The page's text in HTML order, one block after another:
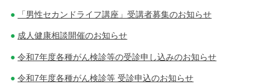
「男性セカンドライフ講座」受講者募集のお知らせ
成人健康相談開催のお知らせ
令和7年度各種がん検診等の受診申し込みのお知らせ
令和7年度各種がん検診等 受診申込のお知らせ